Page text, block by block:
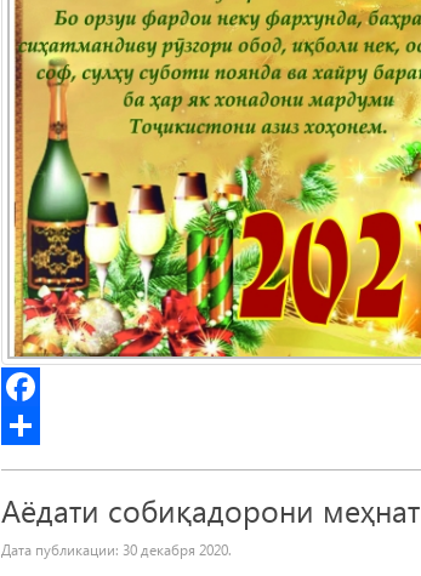
Facebook
Share
Аёдати собиқадорони меҳнат
Дата публикации: 30 декабря 2020.